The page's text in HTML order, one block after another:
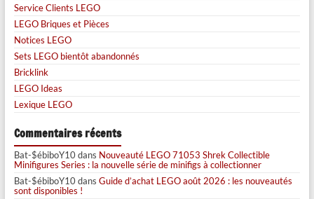
Service Clients LEGO
LEGO Briques et Pièces
Notices LEGO
Sets LEGO bientôt abandonnés
Bricklink
LEGO Ideas
Lexique LEGO
Commentaires récents
Bat-$ébiboY10dans Nouveauté LEGO 71053 Shrek Collectible
Minifigures Series : la nouvelle série de minifigs à collectionner
Bat-$ébiboY10dans Guide d’achat LEGO août 2026 : les nouveautés
sont disponibles !